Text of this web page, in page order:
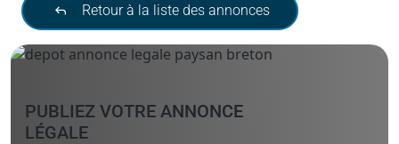
Retour à la liste des annonces
PUBLIEZ VOTRE ANNONCE
LÉGALE